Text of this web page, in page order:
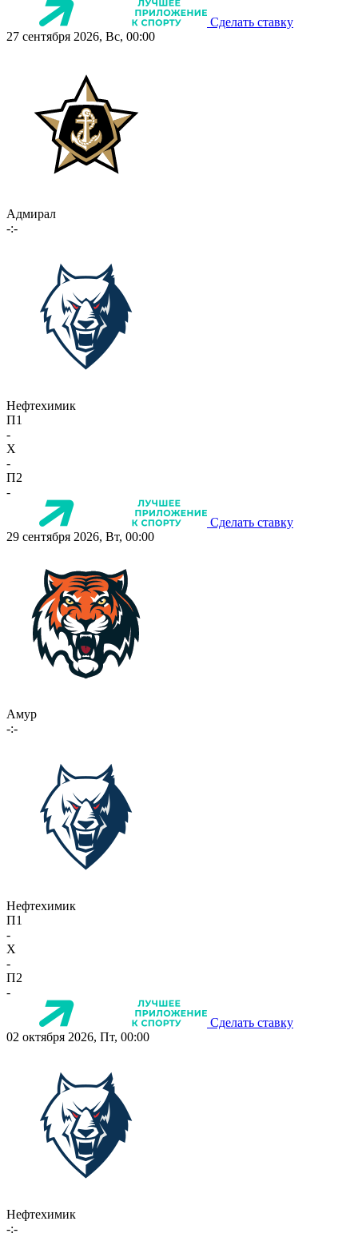
Сделать ставку
27 сентября 2026, Вс, 00:00
Адмирал
-:-
Нефтехимик
П1
-
X
-
П2
-
Сделать ставку
29 сентября 2026, Вт, 00:00
Амур
-:-
Нефтехимик
П1
-
X
-
П2
-
Сделать ставку
02 октября 2026, Пт, 00:00
Нефтехимик
-:-